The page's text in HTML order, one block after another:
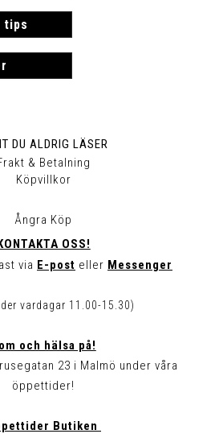
tips
DU ALDRIG LÄSER
& Betalning
Köpvillkor
Ångra Köp
OSS!
via E-post eller Messenger
vardagar 11.00-15.30)
och hälsa på!
23 i Malmö under våra
öppettider!
Butiken